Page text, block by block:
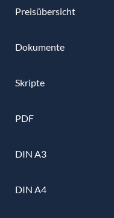
Preisübersicht
Dokumente
Skripte
PDF
DIN A3
DIN A4